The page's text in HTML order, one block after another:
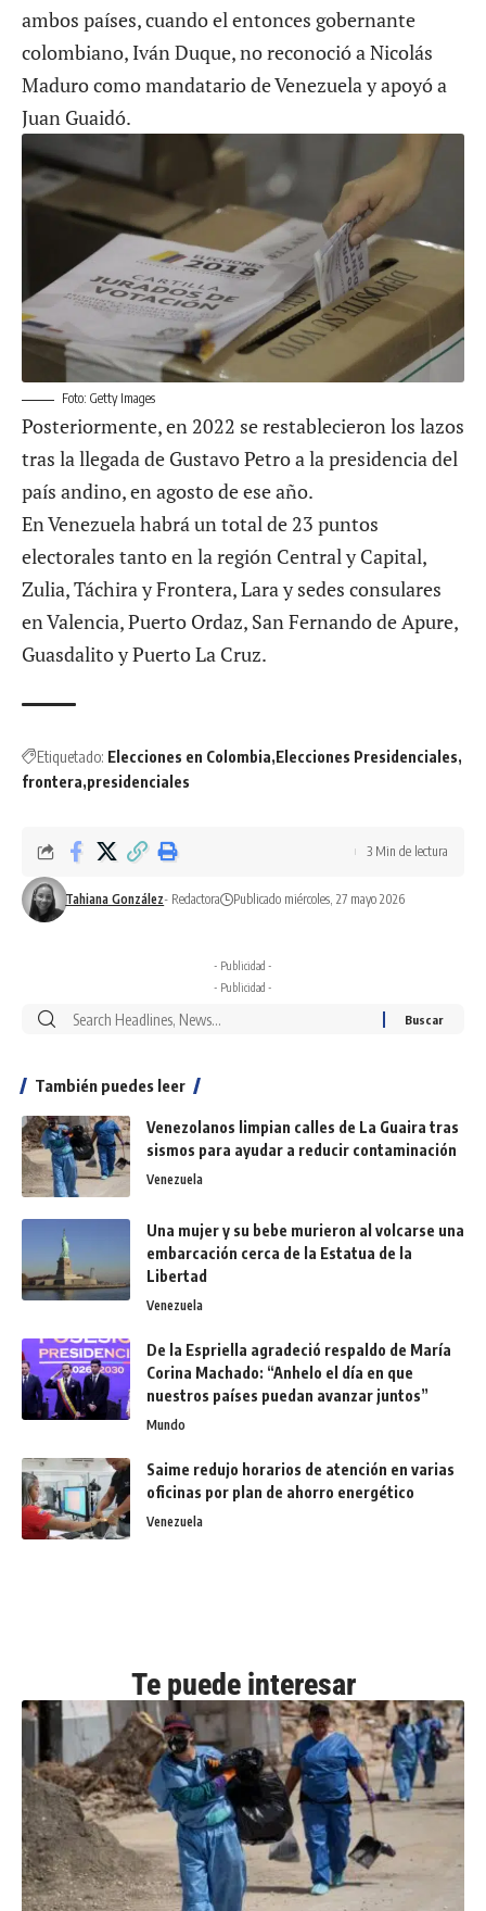
ambos países, cuando el entonces gobernante
colombiano, Iván Duque, no reconoció a Nicolás
Maduro como mandatario de Venezuela y apoyó a
Juan Guaidó.
Foto: Getty Images
Posteriormente, en 2022 se restablecieron los lazos
tras la llegada de Gustavo Petro a la presidencia del
país andino, en agosto de ese año.
En Venezuela habrá un total de 23 puntos
electorales tanto en la región Central y Capital,
Zulia, Táchira y Frontera, Lara y sedes consulares
en Valencia, Puerto Ordaz, San Fernando de Apure,
Guasdalito y Puerto La Cruz.
Etiquetado: Elecciones en Colombia Elecciones Presidenciales
frontera presidenciales
Tahiana González- Redactora Publicado miércoles, 27 mayo 2026
3 Min de lectura
- Publicidad -
- Publicidad -
También puedes leer
Venezolanos limpian calles de La Guaira tras
sismos para ayudar a reducir contaminación
Venezuela
Una mujer y su bebe murieron al volcarse una
embarcación cerca de la Estatua de la
Libertad
Venezuela
De la Espriella agradeció respaldo de María
Corina Machado: “Anhelo el día en que
nuestros países puedan avanzar juntos”
Mundo
Saime redujo horarios de atención en varias
oficinas por plan de ahorro energético
Venezuela
Te puede interesar